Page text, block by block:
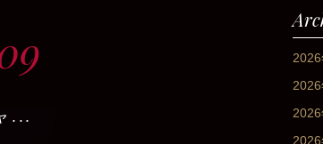
...
2026
2026
2026
2026